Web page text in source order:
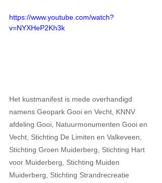
https://www.youtube.com/watch?
v=NYXHeP2Kh3k
Het kustmanifest is mede overhandigd
namens Geopark Gooi en Vecht, KNNV
afdeling Gooi, Natuurmonumenten Gooi en
Vecht, Stichting De Limiten en Valkeveen,
Stichting Groen Muiderberg, Stichting Hart
voor Muiderberg, Stichting Muiden
Muiderberg, Stichting Strandrecreatie